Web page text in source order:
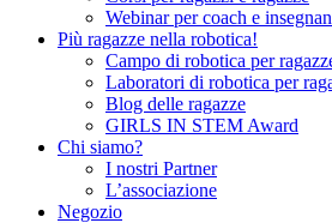
Webinar per coach e
Più ragazze nella robotica!
Campo di robotica per
Laboratori di robotica per
Blog delle ragazze
GIRLS IN STEM Award
Chi siamo?
I nostri Partner
L’associazione
Negozio